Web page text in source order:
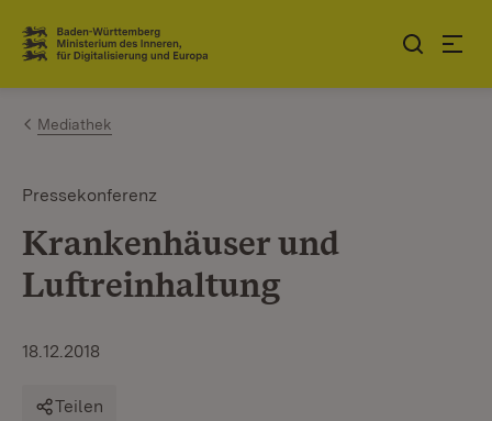
Zum Inhalt springen
Link zur Startseite
Mediathek
Pressekonferenz
Krankenhäuser und
Luftreinhaltung
18.12.2018
Teilen